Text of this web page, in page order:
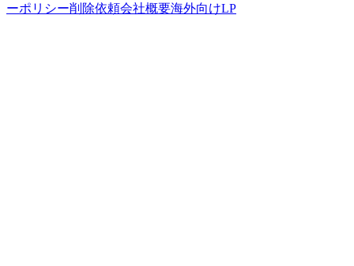
ーポリシー削除依頼会社概要海外向けLP